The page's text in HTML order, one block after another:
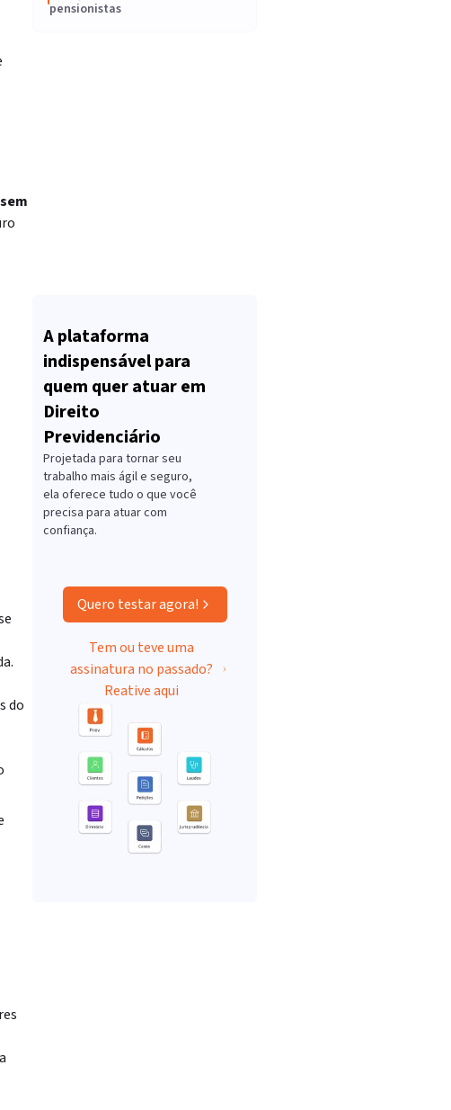
sem
pensionistas
do
A plataforma
indispensável para
quem quer atuar em
Direito
Previdenciário
Projetada para tornar seu
trabalho mais ágil e seguro,
ela oferece tudo o que você
precisa para atuar com
confiança.
Quero testar agora!
Tem ou teve uma
assinatura no passado?
Reative aqui